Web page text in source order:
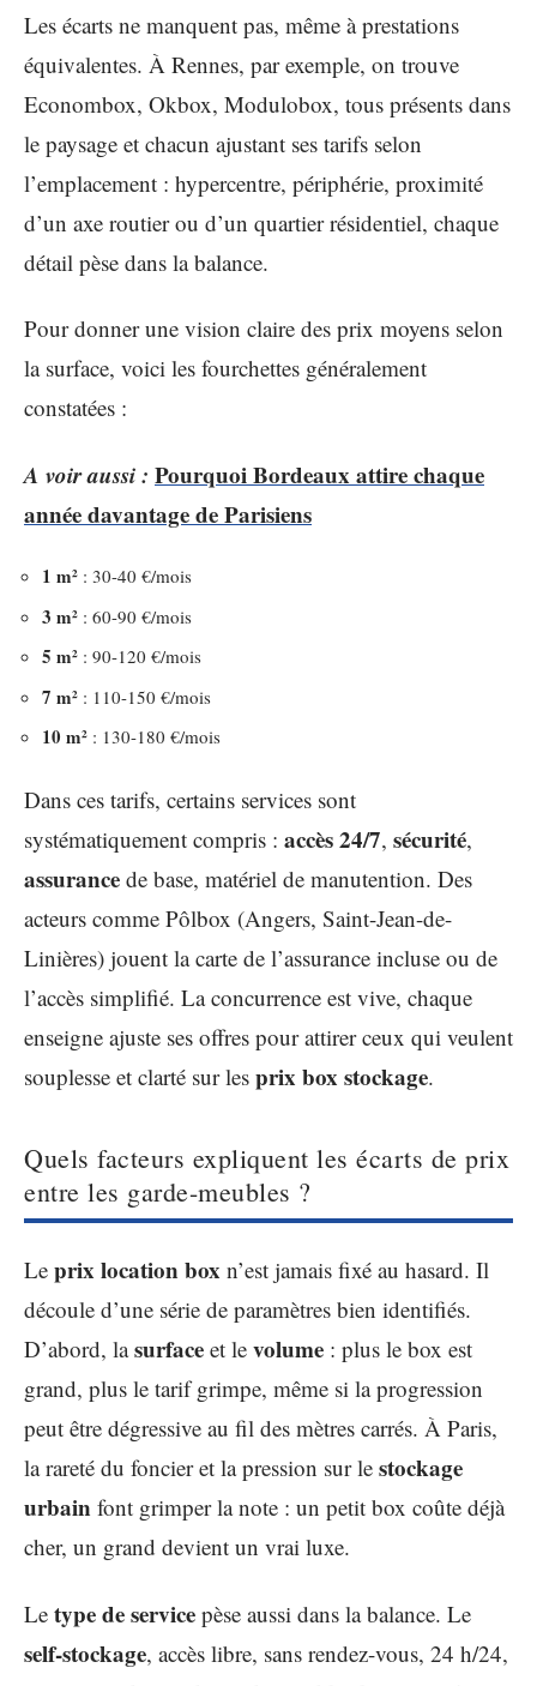
Les écarts ne manquent pas, même à prestations
équivalentes. À Rennes, par exemple, on trouve
Econombox, Okbox, Modulobox, tous présents dans
le paysage et chacun ajustant ses tarifs selon
l’emplacement : hypercentre, périphérie, proximité
d’un axe routier ou d’un quartier résidentiel, chaque
détail pèse dans la balance.
Pour donner une vision claire des prix moyens selon
la surface, voici les fourchettes généralement
constatées :
A voir aussi : Pourquoi Bordeaux attire chaque
année davantage de Parisiens
1 m² : 30-40 €/mois
3 m² : 60-90 €/mois
5 m² : 90-120 €/mois
7 m² : 110-150 €/mois
10 m² : 130-180 €/mois
Dans ces tarifs, certains services sont
systématiquement compris : accès 24/7, sécurité,
assurance de base, matériel de manutention. Des
acteurs comme Pôlbox (Angers, Saint-Jean-de-
Linières) jouent la carte de l’assurance incluse ou de
l’accès simplifié. La concurrence est vive, chaque
enseigne ajuste ses offres pour attirer ceux qui veulent
souplesse et clarté sur les prix box stockage.
Quels facteurs expliquent les écarts de prix
entre les garde-meubles ?
Le prix location box n’est jamais fixé au hasard. Il
découle d’une série de paramètres bien identifiés.
D’abord, lasurface et le volume : plus le box est
grand, plus le tarif grimpe, même si la progression
peut être dégressive au fil des mètres carrés. À Paris,
la rareté du foncier et la pression sur le stockage
urbain font grimper la note : un petit box coûte déjà
cher, un grand devient un vrai luxe.
Le type de service pèse aussi dans la balance. Le
self-stockage, accès libre, sans rendez-vous, 24 h/24,